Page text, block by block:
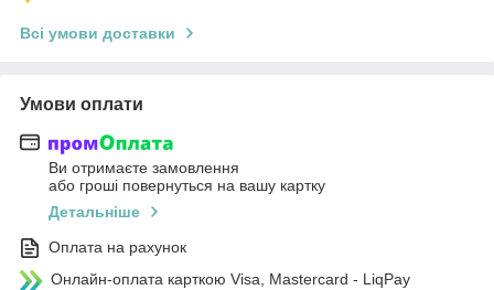
Всі умови доставки
Умови оплати
Ви отримаєте замовлення
або гроші повернуться на вашу картку
Детальніше
Оплата на рахунок
Онлайн-оплата карткою Visa, Mastercard - LiqPay